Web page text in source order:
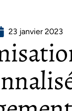
23 janvier 2023